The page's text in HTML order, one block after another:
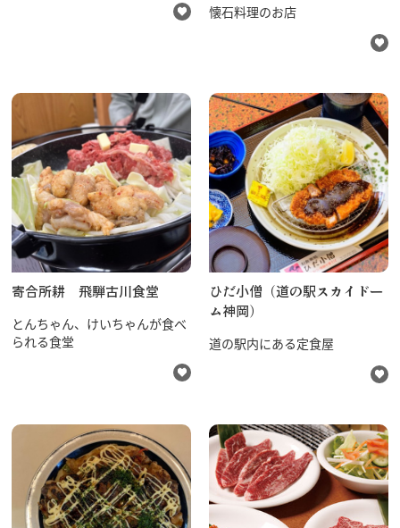
懐石料理のお店
寄合所耕 飛騨古川食堂
とんちゃん、けいちゃんが食べ
られる食堂
ひだ小僧（道の駅スカイドー
ム神岡）
道の駅内にある定食屋